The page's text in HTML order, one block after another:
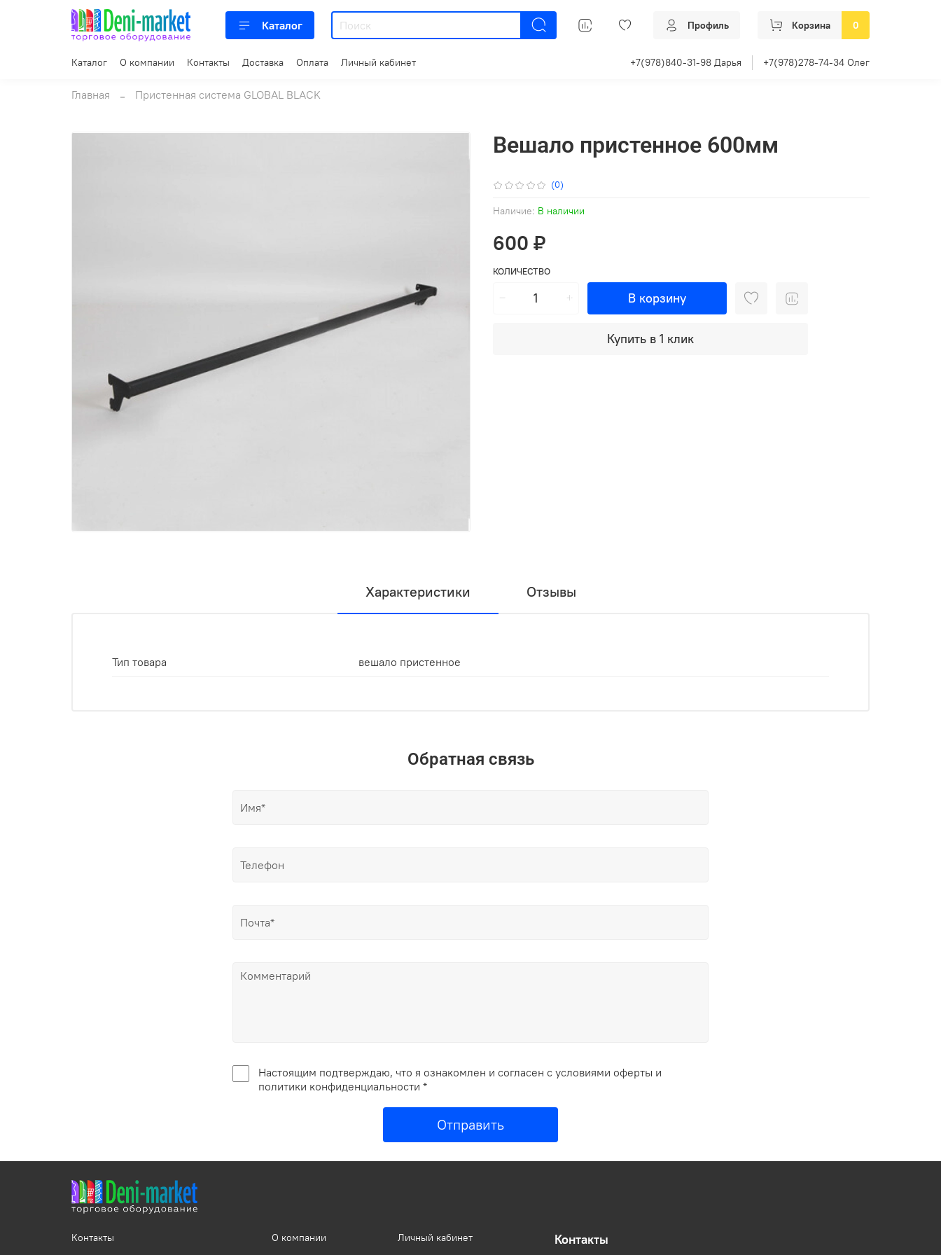
Каталог Профиль Корзина 0
Каталог О компании Контакты Доставка Оплата Личный кабинет +7(978)840-31-98 Дарья +7(978)278-74-34 Олег
Главная Пристенная система GLOBAL BLACK
(0)
Наличие: В наличии
Вешало пристенное 600мм
600 ₽
КОЛИЧЕСТВО
В корзину
Купить в 1 клик
Характеристики Отзывы
Тип товара вешало пристенное
Обратная связь
Настоящим подтверждаю, что я ознакомлен и согласен с условиями оферты и
политики конфиденциальности *
Отправить
Контакты
О компании
Личный кабинет
Контакты